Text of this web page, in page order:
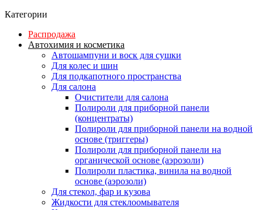
Категории
Распродажа
Автохимия и косметика
Автошампуни и воск для сушки
Для колес и шин
Для подкапотного пространства
Для салона
Очистители для салона
Полироли для приборной панели
(концентраты)
Полироли для приборной панели на водной
основе (триггеры)
Полироли для приборной панели на
органической основе (аэрозоли)
Полироли пластика, винила на водной
основе (аэрозоли)
Для стекол, фар и кузова
Жидкости для стеклоомывателя